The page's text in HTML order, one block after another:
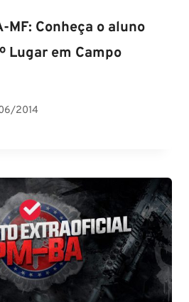
MF: Conheça o aluno
Lugar em Campo
2014